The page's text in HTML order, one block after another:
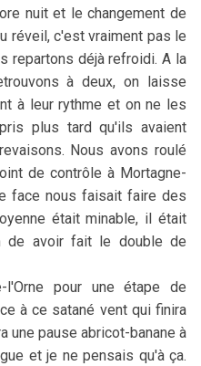
nuit et le changement de
réveil, c'est vraiment pas le
repartons déjà refroidi. A la
à deux, on laisse
à leur rythme et on ne les
plus tard qu'ils avaient
Nous avons roulé
de contrôle à Mortagne-
face nous faisait faire des
était minable, il était
de avoir fait le double de
l'Orne pour une étape de
à ce satané vent qui finira
une pause abricot-banane à
et je ne pensais qu'à ça.